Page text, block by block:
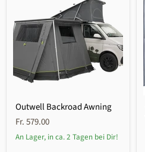
Outwell Backroad Awning
Fr. 579.00
An Lager, in ca. 2 Tagen bei Dir!